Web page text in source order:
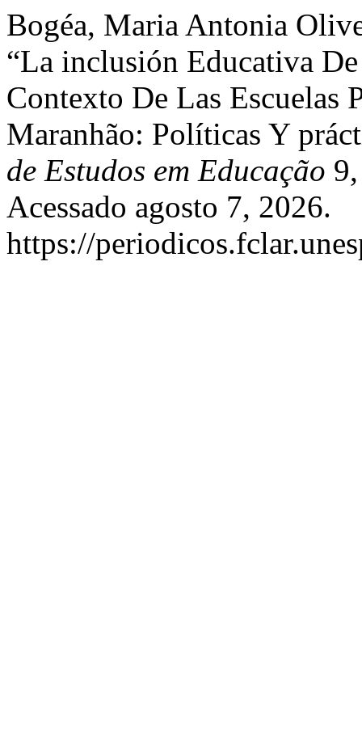
Bogéa, Maria Antonia
“La inclusión Educativa
Contexto De Las Escuelas
Maranhão: Políticas Y
de Estudos em Educação
Acessado agosto 7, 2026.
https://